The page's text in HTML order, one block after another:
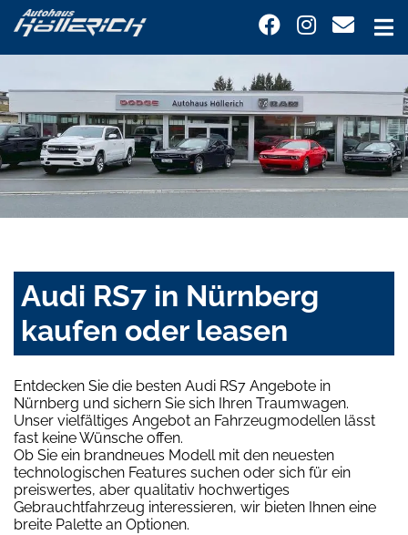
Audi RS7 in Nürnberg
kaufen oder leasen
Entdecken Sie die besten Audi RS7 Angebote in
Nürnberg und sichern Sie sich Ihren Traumwagen.
Unser vielfältiges Angebot an Fahrzeugmodellen lässt
fast keine Wünsche offen.
Ob Sie ein brandneues Modell mit den neuesten
technologischen Features suchen oder sich für ein
preiswertes, aber qualitativ hochwertiges
Gebrauchtfahrzeug interessieren, wir bieten Ihnen eine
breite Palette an Optionen.